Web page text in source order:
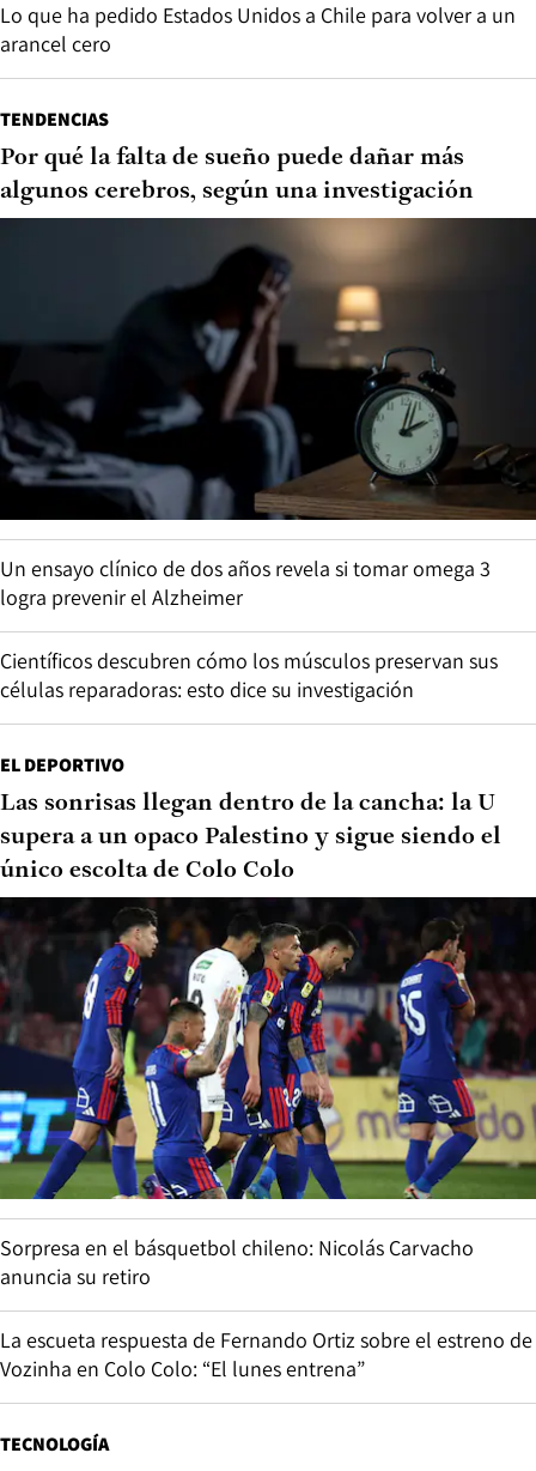
Lo que ha pedido Estados Unidos a Chile para volver a un
arancel cero
TENDENCIAS
Por qué la falta de sueño puede dañar más
algunos cerebros, según una investigación
Un ensayo clínico de dos años revela si tomar omega 3
logra prevenir el Alzheimer
Científicos descubren cómo los músculos preservan sus
células reparadoras: esto dice su investigación
EL DEPORTIVO
Las sonrisas llegan dentro de la cancha: la U
supera a un opaco Palestino y sigue siendo el
único escolta de Colo Colo
Sorpresa en el básquetbol chileno: Nicolás Carvacho
anuncia su retiro
La escueta respuesta de Fernando Ortiz sobre el estreno de
Vozinha en Colo Colo: “El lunes entrena”
TECNOLOGÍA